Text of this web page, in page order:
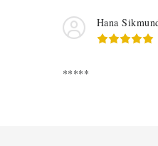
Hana
*****